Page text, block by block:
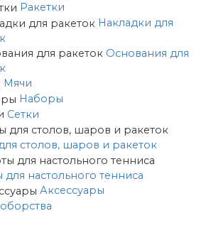
Ракетки
Накладки для
Основания для
Мячи
Наборы
Сетки
столов, шаров и ракеток
для настольного тенниса
Аксессуары